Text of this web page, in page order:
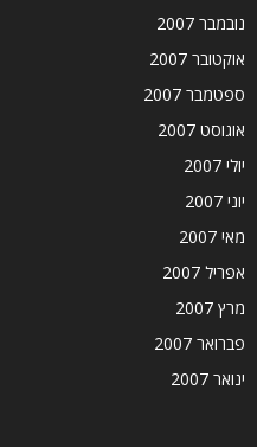
נובמבר 2007
אוקטובר 2007
ספטמבר 2007
אוגוסט 2007
יולי 2007
יוני 2007
מאי 2007
אפריל 2007
מרץ 2007
פברואר 2007
ינואר 2007